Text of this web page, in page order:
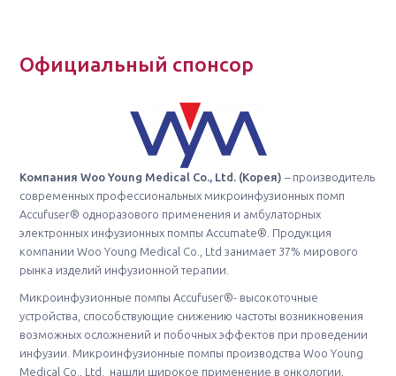
Официальный спонсор
Компания Woo Young Medical Co., Ltd. (Корея) – производитель
современных профессиональных микроинфузионных помп
Accufuser® одноразового применения и амбулаторных
электронных инфузионных помпы Accumate®. Продукция
компании Woo Young Medical Co., Ltd занимает 37% мирового
рынка изделий инфузионной терапии.
Микроинфузионные помпы Accufuser®- высокоточные
устройства, способствующие снижению частоты возникновения
возможных осложнений и побочных эффектов при проведении
инфузии. Микроинфузионные помпы производства Woo Young
Medical Co., Ltd. нашли широкое применение в онкологии,